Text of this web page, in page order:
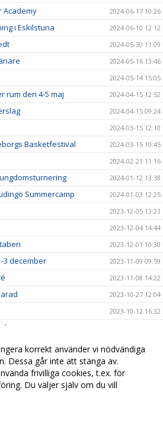
Academy 2024-06-17 10:26
i Eskilstuna 2024-06-10 12:12
2024-05-30 11:09
2024-05-16 13:46
2024-05-14 15:05
rum den 4-5 maj 2024-04-15 12:52
2024-04-15 09:24
2024-03-15 12:10
Basketfestival 2024-03-15 10:45
2024-02-21 11:16
2024-01-12 13:38
Summercamp
2024-01-03 12:25
2023-12-05 13:21
2023-12-04 14:44
2023-12-01 10:30
3 december 2023-11-09 09:59
2023-11-08 14:22
2023-10-27 12:04
2023-10-12 16:32
2023-10-03 14:06
2023-09-28 11:18
2023-09-18 16:01
korrekt använder vi nödvändiga
Dessa går inte att stänga av.
frivilliga cookies, t.ex. för
Du väljer själv om du vill